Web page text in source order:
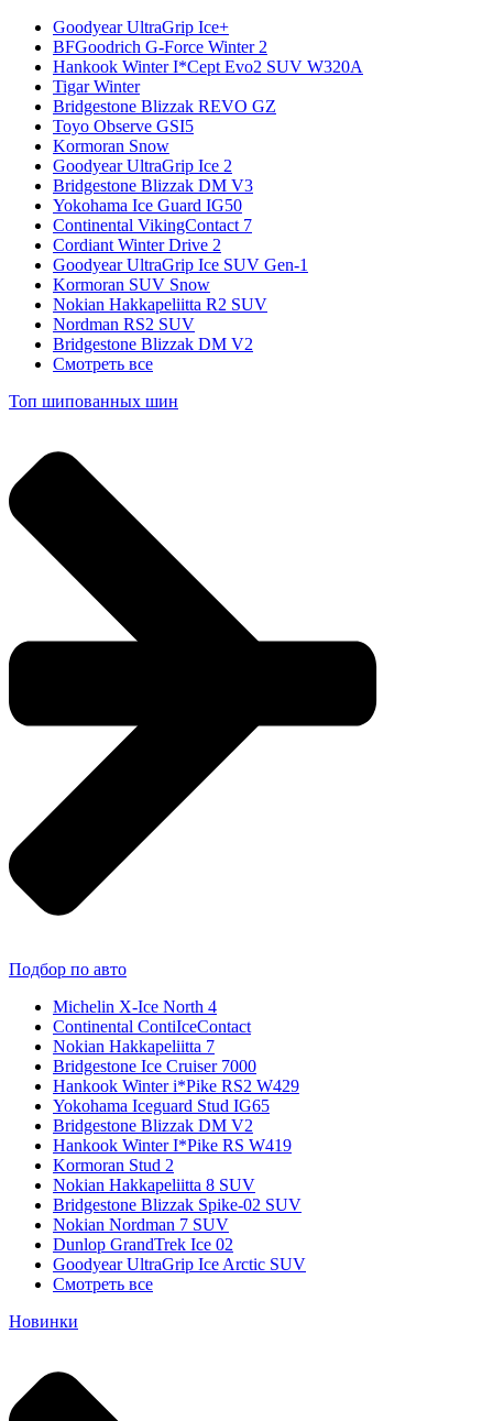
Goodyear UltraGrip Ice+
BFGoodrich G-Force Winter 2
Hankook Winter I*Cept Evo2 SUV W320A
Tigar Winter
Bridgestone Blizzak REVO GZ
Toyo Observe GSI5
Kormoran Snow
Goodyear UltraGrip Ice 2
Bridgestone Blizzak DM V3
Yokohama Ice Guard IG50
Continental VikingContact 7
Cordiant Winter Drive 2
Goodyear UltraGrip Ice SUV Gen-1
Kormoran SUV Snow
Nokian Hakkapeliitta R2 SUV
Nordman RS2 SUV
Bridgestone Blizzak DM V2
Смотреть все
Топ шипованных шин
Подбор по авто
Michelin X-Ice North 4
Continental ContiIceContact
Nokian Hakkapeliitta 7
Bridgestone Ice Cruiser 7000
Hankook Winter i*Pike RS2 W429
Yokohama Iceguard Stud IG65
Bridgestone Blizzak DM V2
Hankook Winter I*Pike RS W419
Kormoran Stud 2
Nokian Hakkapeliitta 8 SUV
Bridgestone Blizzak Spike-02 SUV
Nokian Nordman 7 SUV
Dunlop GrandTrek Ice 02
Goodyear UltraGrip Ice Arctic SUV
Смотреть все
Новинки